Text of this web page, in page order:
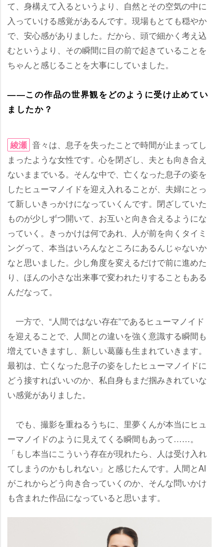
て、身構えて入るというより、自然とその空気の中に
入っていける感覚があるんです。現場もとても穏やか
で、安心感がありました。だから、頭で細かく考え込
むというより、その瞬間に目の前で起きていることを
ちゃんと感じることを大事にしていました。
――この作品の世界観をどのように受け止めてい
ましたか？
綾瀬 音々は、息子を失ったことで時間が止まってし
まったような女性です。心を閉ざし、夫とも向き合え
ないままでいる。そんな中で、亡くなった息子の姿を
したヒューマノイドを迎え入れることが、夫婦にとっ
て新しいきっかけになっていくんです。閉ざしていた
ものが少しずつ開いて、お互いと向き合えるようにな
っていく。きっかけは何であれ、人が前を向くタイミ
ングって、本当はいろんなところにあるんじゃないか
なと思いました。少し角度を変えるだけで前に進めた
り、ほんの小さな出来事で変われたりすることもある
んだなって。
一方で、“人間ではない存在”であるヒューマノイド
を迎えることで、人間との違いを強く意識する瞬間も
増えていきますし、新しい葛藤も生まれていきます。
最初は、亡くなった息子の姿をしたヒューマノイドに
どう接すればいいのか、私自身もまだ掴みきれていな
い感覚がありました。
でも、撮影を重ねるうちに、里夢くんが本当にヒュ
ーマノイドのように見えてくる瞬間もあって……。
「もし本当にこういう存在が現れたら、人は受け入れ
てしまうのかもしれない」と感じたんです。人間とAI
がこれからどう向き合っていくのか、そんな問いかけ
も含まれた作品になっていると思います。